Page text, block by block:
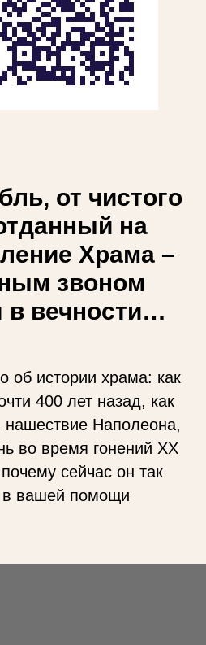
от чистого
на
Храма –
звоном
в вечности…
об истории храма: как
400 лет назад, как
Наполеона,
во время гонений XX
сейчас он так
в вашей помощи